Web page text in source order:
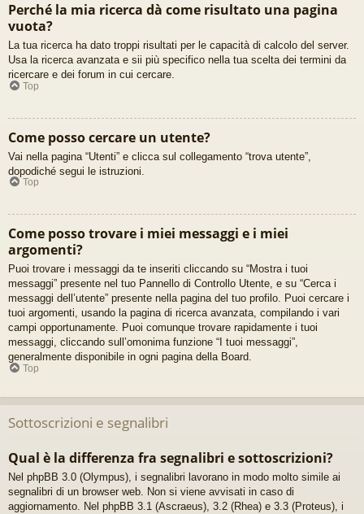
Perché la mia ricerca dà come risultato una pagina
vuota?
La tua ricerca ha dato troppi risultati per le capacità di calcolo del server.
Usa la ricerca avanzata e sii più specifico nella tua scelta dei termini da
ricercare e dei forum in cui cercare.
Top
Come posso cercare un utente?
Vai nella pagina “Utenti” e clicca sul collegamento “trova utente”,
dopodiché segui le istruzioni.
Top
Come posso trovare i miei messaggi e i miei
argomenti?
Puoi trovare i messaggi da te inseriti cliccando su “Mostra i tuoi
messaggi” presente nel tuo Pannello di Controllo Utente, e su “Cerca i
messaggi dell’utente” presente nella pagina del tuo profilo. Puoi cercare i
tuoi argomenti, usando la pagina di ricerca avanzata, compilando i vari
campi opportunamente. Puoi comunque trovare rapidamente i tuoi
messaggi, cliccando sull’omonima funzione “I tuoi messaggi”,
generalmente disponibile in ogni pagina della Board.
Top
Sottoscrizioni e segnalibri
Qual è la differenza fra segnalibri e sottoscrizioni?
Nel phpBB 3.0 (Olympus), i segnalibri lavorano in modo molto simile ai
segnalibri di un browser web. Non si viene avvisati in caso di
aggiornamento. Nel phpBB 3.1 (Ascraeus), 3.2 (Rhea) e 3.3 (Proteus), i